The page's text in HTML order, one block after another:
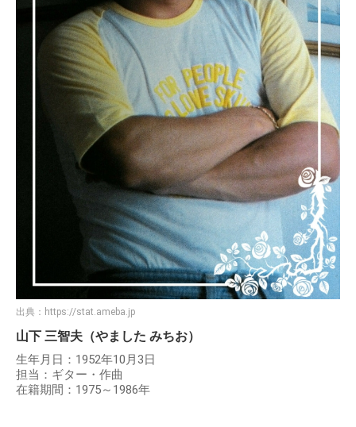
出典： https://stat.ameba.jp
山下 三智夫（やました みちお）
生年月日：1952年10月3日
担当：ギター・作曲
在籍期間：1975～1986年